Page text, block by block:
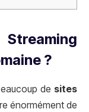
?
de sites
énormément de